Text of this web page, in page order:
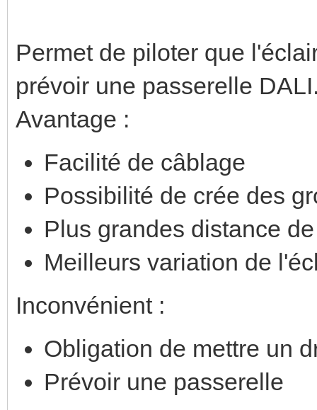
Permet de piloter que
prévoir une passerelle
Avantage :
Facilité de câblage
Possibilité de crée des
Plus grandes distance
Meilleurs variation de
Inconvénient :
Obligation de mettre un
Prévoir une passerelle